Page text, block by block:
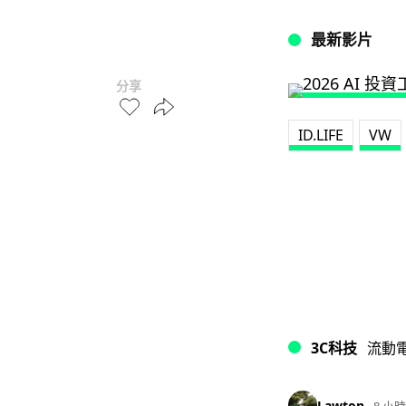
分享
最新影片
ID.LIFE VW
3C科技 流動